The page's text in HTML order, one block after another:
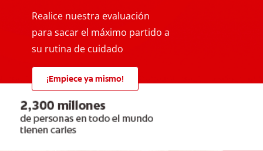
Realice nuestra evaluación
para sacar el máximo partido a
su rutina de cuidado
¡Empiece ya mismo!